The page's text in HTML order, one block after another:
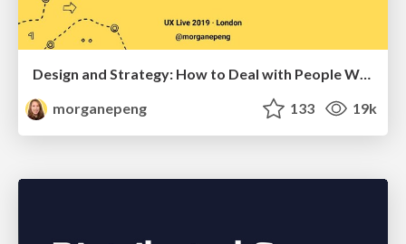
Design and Strategy: How to Deal with People Who Don’t "Get" Design
morganepeng
133 19k